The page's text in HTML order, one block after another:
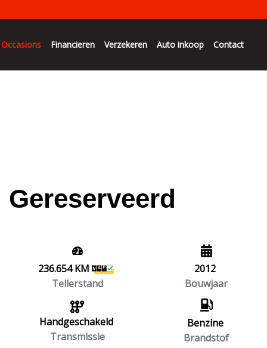
Occasions Financieren Verzekeren Auto inkoop Contact
Gereserveerd
236.654 KM
Tellerstand
Handgeschakeld
Transmissie
2012
Bouwjaar
Benzine
Brandstof